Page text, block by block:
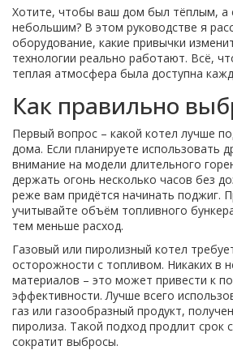
Хотите, чтобы ваш дом был тёплым, а
небольшим? В этом руководстве я
оборудование, какие привычки
технологии реально работают. Всё,
теплая атмосфера была доступна
Как правильно
Первый вопрос – какой котел лучше
дома. Если планируете использовать
внимание на модели длительного
держать огонь несколько часов без
реже вам придётся начинать поджиг.
учитывайте объём топливного
тем меньше расход.
Газовый или пиролизный котел
осторожности с топливом. Никаких в
материалов – это может привести к
эффективности. Лучше всего
газ или газообразный продукт,
пиролиза. Такой подход продлит срок
сократит выбросы.